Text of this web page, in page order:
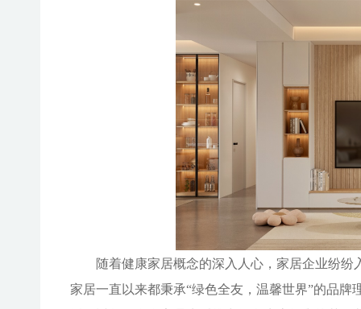
随着健康家居概念的深入人心，家居企业纷
家居一直以来都秉承“绿色全友，温馨世界”的品